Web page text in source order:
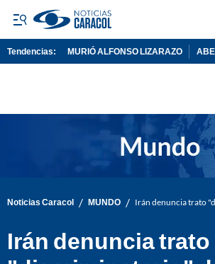
Tendencias: MURIÓ ALFONSO LIZARAZO
Noticias Caracol / MUNDO / Irán denuncia trato
Irán denuncia trato